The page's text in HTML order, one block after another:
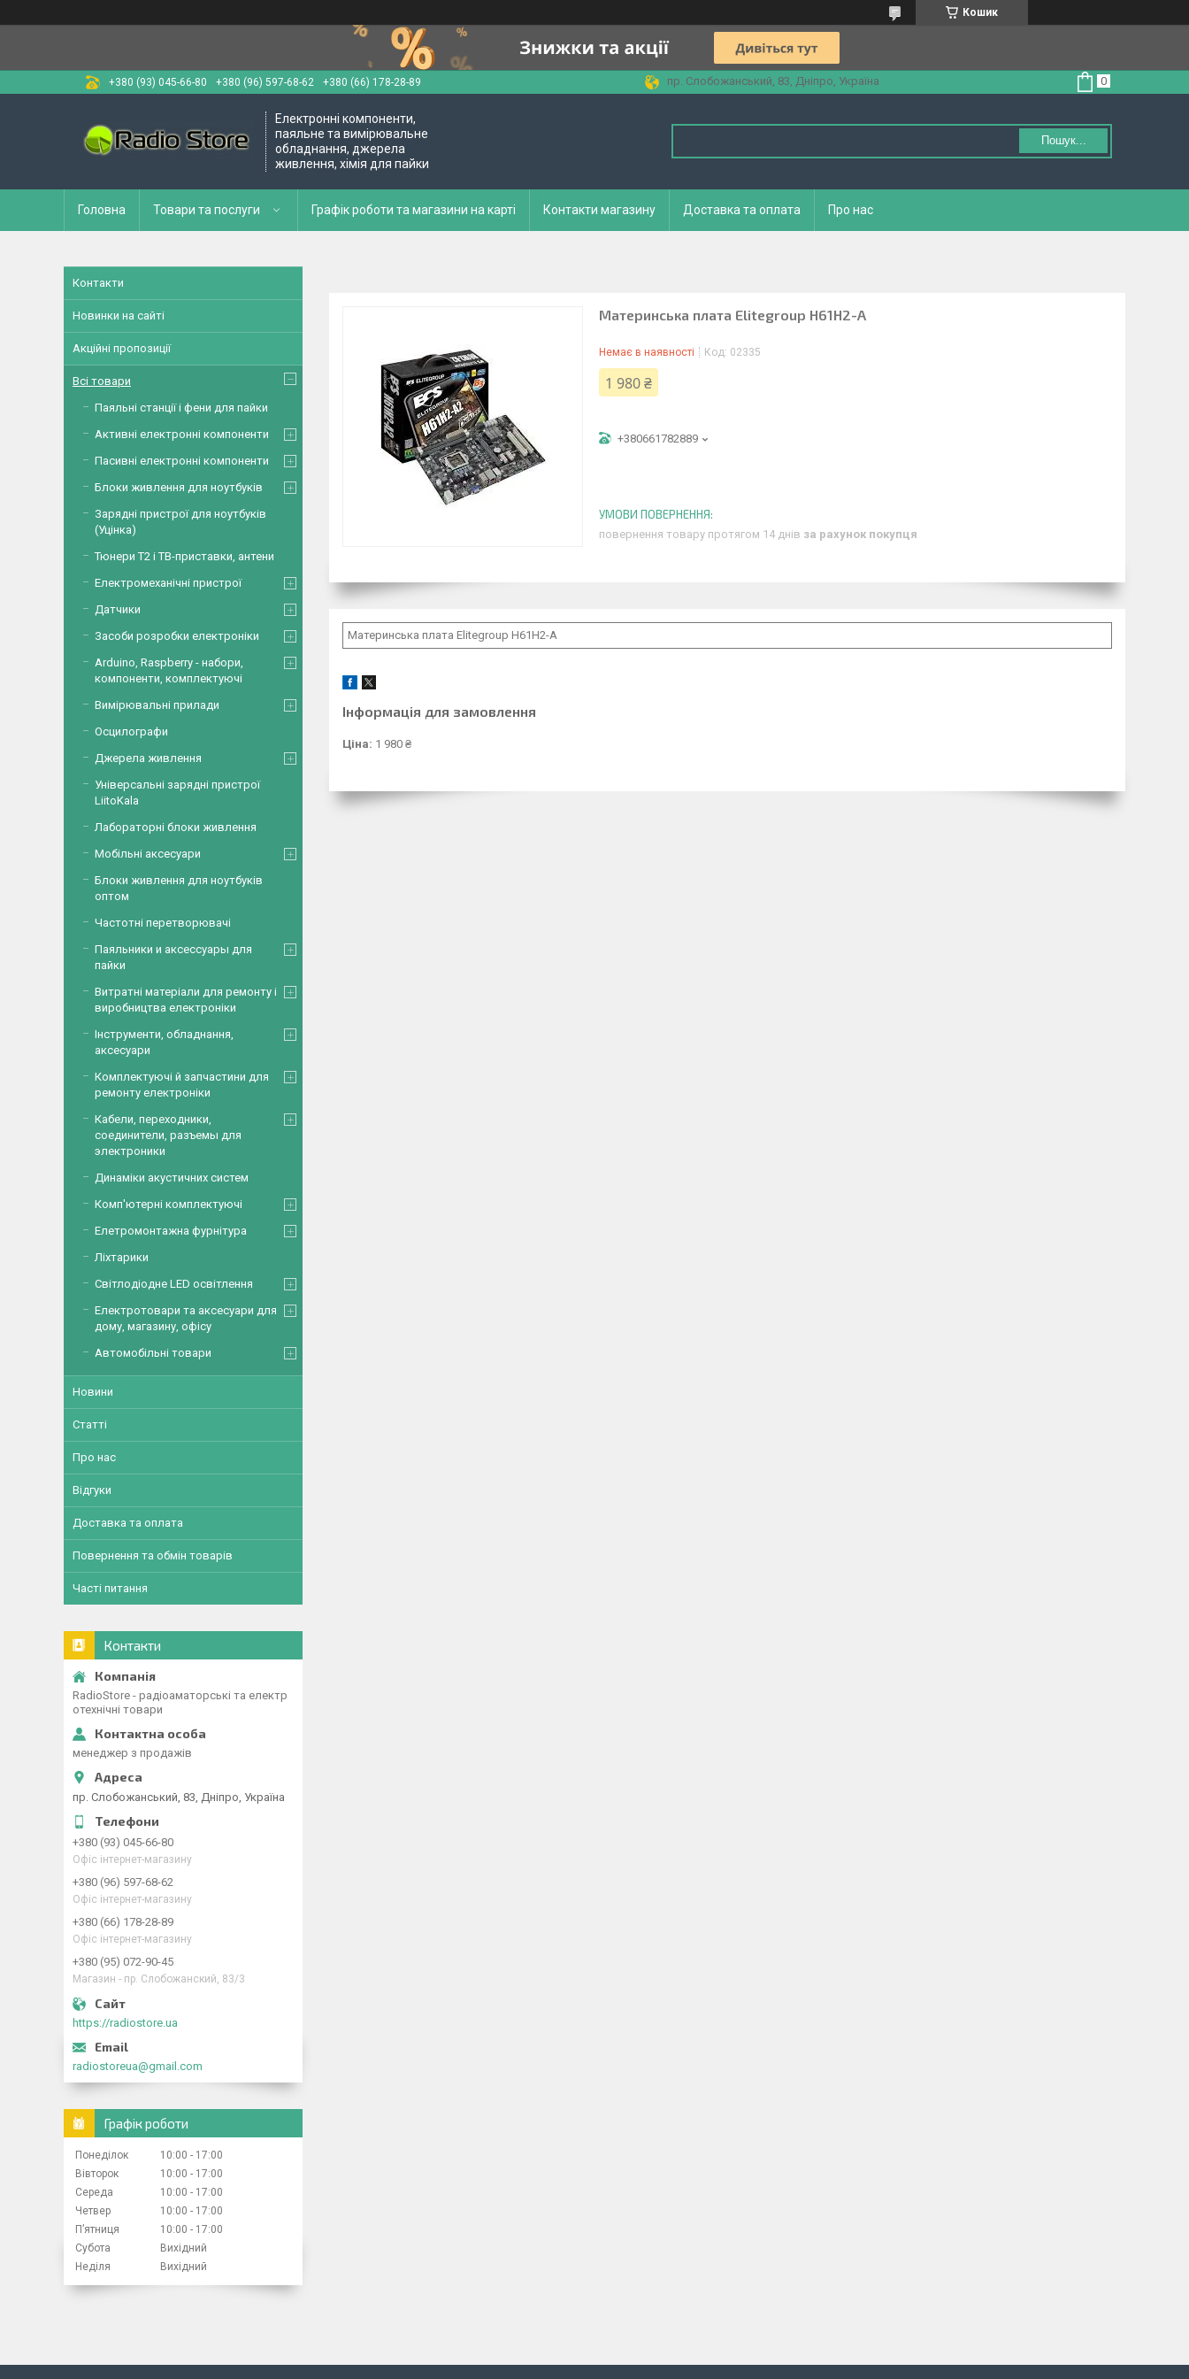
Кошик
+380 (93) 045-66-80 +380 (96) 597-68-62 +380 (66) 178-28-89 пр. Слобожанський, 83, Дніпро, Україна
Електронні компоненти,
паяльне та вимірювальне
обладнання, джерела
живлення, хімія для пайки
Пошук...
Головна Товари та послуги Графік роботи та магазини на карті Контакти магазину Доставка та оплата Про нас
Материнська плата Elitegroup H61H2-A
Немає в наявності Код: 02335
1 980 ₴
+380661782889
повернення товару протягом 14 днів за рахунок покупця
Материнська плата Elitegroup H61H2-A
Інформація для замовлення
Ціна: 1 980 ₴
Контакти
Новинки на сайті
Акційні пропозиції
Всі товари
Паяльні станції і фени для пайки
Активні електронні компоненти
Пасивні електронні компоненти
Блоки живлення для ноутбуків
Зарядні пристрої для ноутбуків
(Уцінка)
Тюнери Т2 і ТВ-приставки, антени
Електромеханічні пристрої
Датчики
Засоби розробки електроніки
Arduino, Raspberry - набори,
компоненти, комплектуючі
Вимірювальні прилади
Осцилографи
Джерела живлення
Універсальні зарядні пристрої
LiitoKala
Лабораторні блоки живлення
Мобільні аксесуари
Блоки живлення для ноутбуків
оптом
Частотні перетворювачі
Паяльники и аксессуары для
пайки
Витратні матеріали для ремонту і
виробництва електроніки
Інструменти, обладнання,
аксесуари
Комплектуючі й запчастини для
ремонту електроніки
Кабели, переходники,
соединители, разъемы для
электроники
Динаміки акустичних систем
Комп'ютерні комплектуючі
Елетромонтажна фурнітура
Ліхтарики
Світлодіодне LED освітлення
Електротовари та аксесуари для
дому, магазину, офісу
Автомобільні товари
Новини
Статті
Про нас
Відгуки
Доставка та оплата
Повернення та обмін товарів
Часті питання
Контакти
RadioStore - радіоаматорські та електр
отехнічні товари
менеджер з продажів
пр. Слобожанський, 83, Дніпро, Україна
+380 (93) 045-66-80
Офіс інтернет-магазину
+380 (96) 597-68-62
Офіс інтернет-магазину
+380 (66) 178-28-89
Офіс інтернет-магазину
+380 (95) 072-90-45
Магазин - пр. Слобожанский, 83/3
https://radiostore.ua
radiostoreua@gmail.com
Графік роботи
Понеділок 10:00
17:00
Вівторок
10:00
17:00
Середа
10:00
17:00
Четвер
10:00
17:00
Пʼятниця
10:00
17:00
Субота
Вихідний
Неділя
Вихідний